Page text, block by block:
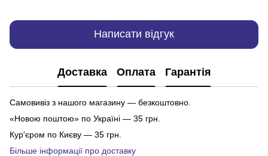
Написати відгук
Доставка Оплата Гарантія
Самовивіз з нашого магазину — безкоштовно.
«Новою поштою» по Україні — 35 грн.
Кур'єром по Києву — 35 грн.
Більше інформації про доставку